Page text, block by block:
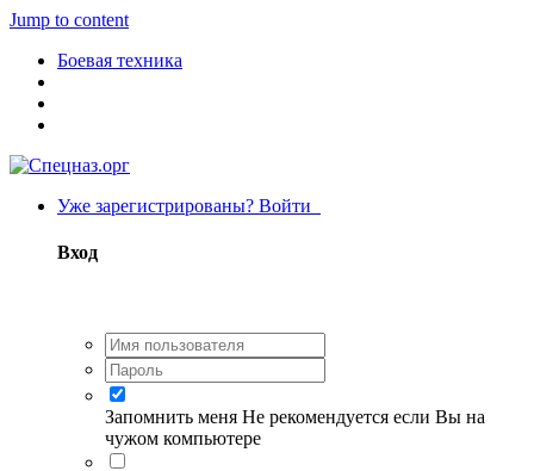
Jump to content
Боевая техника
Уже зарегистрированы? Войти
Вход
Запомнить меня Не рекомендуется если Вы на
чужом компьютере